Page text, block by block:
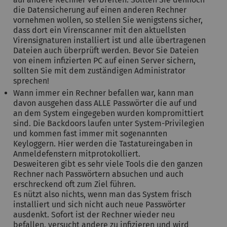
die Datensicherung auf einen anderen Rechner
vornehmen wollen, so stellen Sie wenigstens sicher,
dass dort ein Virenscanner mit den aktuellsten
Virensignaturen installiert ist und alle übertragenen
Dateien auch überprüft werden. Bevor Sie Dateien
von einem infizierten PC auf einen Server sichern,
sollten Sie mit dem zuständigen Administrator
sprechen!
Wann immer ein Rechner befallen war, kann man
davon ausgehen dass ALLE Passwörter die auf und
an dem System eingegeben wurden kompromittiert
sind. Die Backdoors laufen unter System-Privilegien
und kommen fast immer mit sogenannten
Keyloggern. Hier werden die Tastatureingaben in
Anmeldefenstern mitprotokolliert.
Desweiteren gibt es sehr viele Tools die den ganzen
Rechner nach Passwörtern absuchen und auch
erschreckend oft zum Ziel führen.
Es nützt also nichts, wenn man das System frisch
installiert und sich nicht auch neue Passwörter
ausdenkt. Sofort ist der Rechner wieder neu
befallen, versucht andere zu infizieren und wird